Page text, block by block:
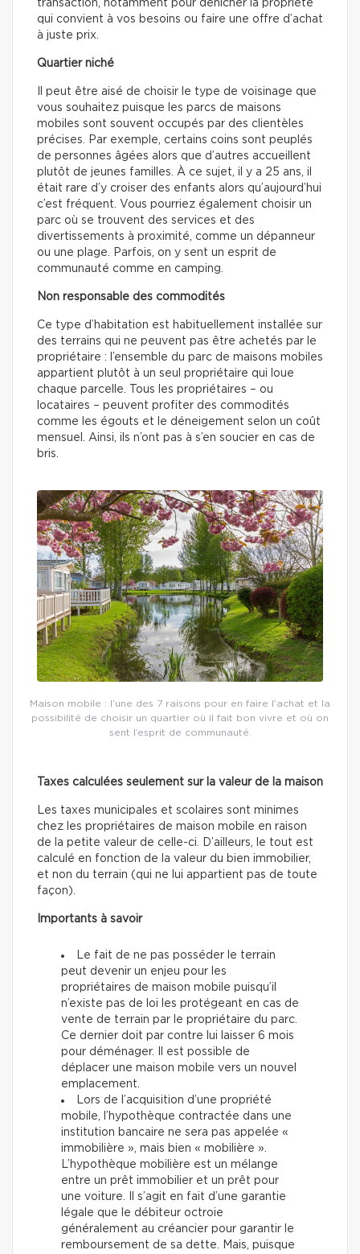
transaction, notamment pour dénicher la propriété
qui convient à vos besoins ou faire une offre d’achat
à juste prix.
Quartier niché
Il peut être aisé de choisir le type de voisinage que
vous souhaitez puisque les parcs de maisons
mobiles sont souvent occupés par des clientèles
précises. Par exemple, certains coins sont peuplés
de personnes âgées alors que d’autres accueillent
plutôt de jeunes familles. À ce sujet, il y a 25 ans, il
était rare d’y croiser des enfants alors qu’aujourd’hui
c’est fréquent. Vous pourriez également choisir un
parc où se trouvent des services et des
divertissements à proximité, comme un dépanneur
ou une plage. Parfois, on y sent un esprit de
communauté comme en camping.
Non responsable des commodités
Ce type d’habitation est habituellement installée sur
des terrains qui ne peuvent pas être achetés par le
propriétaire : l’ensemble du parc de maisons mobiles
appartient plutôt à un seul propriétaire qui loue
chaque parcelle. Tous les propriétaires – ou
locataires – peuvent profiter des commodités
comme les égouts et le déneigement selon un coût
mensuel. Ainsi, ils n’ont pas à s’en soucier en cas de
bris.
Maison mobile : l’une des 7 raisons pour en faire l’achat et la
possibilité de choisir un quartier où il fait bon vivre et où on
sent l’esprit de communauté.
Taxes calculées seulement sur la valeur de la maison
Les taxes municipales et scolaires sont minimes
chez les propriétaires de maison mobile en raison
de la petite valeur de celle-ci. D’ailleurs, le tout est
calculé en fonction de la valeur du bien immobilier,
et non du terrain (qui ne lui appartient pas de toute
façon).
Importants à savoir
Le fait de ne pas posséder le terrain
peut devenir un enjeu pour les
propriétaires de maison mobile puisqu’il
n’existe pas de loi les protégeant en cas de
vente de terrain par le propriétaire du parc.
Ce dernier doit par contre lui laisser 6 mois
pour déménager. Il est possible de
déplacer une maison mobile vers un nouvel
emplacement.
Lors de l’acquisition d’une propriété
mobile, l’hypothèque contractée dans une
institution bancaire ne sera pas appelée «
immobilière », mais bien « mobilière ».
L’hypothèque mobilière est un mélange
entre un prêt immobilier et un prêt pour
une voiture. Il s’agit en fait d’une garantie
légale que le débiteur octroie
généralement au créancier pour garantir le
remboursement de sa dette. Mais, puisque